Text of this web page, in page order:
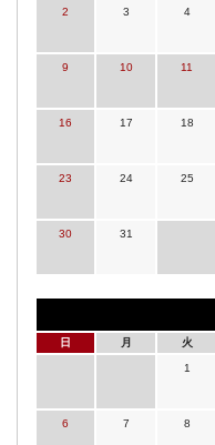
2 3 4
9 10 11
16 17 18
23 24 25
30 31
日 月 火
1
6 7 8